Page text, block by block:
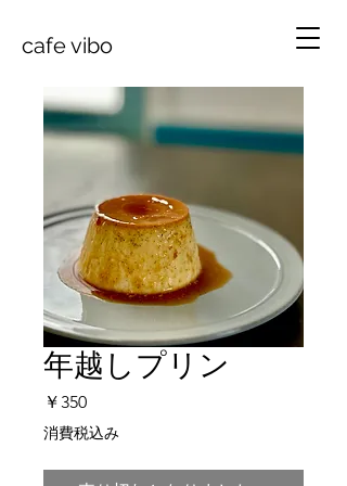
cafe vibo
年越しプリン
￥350価
格
消費税込み